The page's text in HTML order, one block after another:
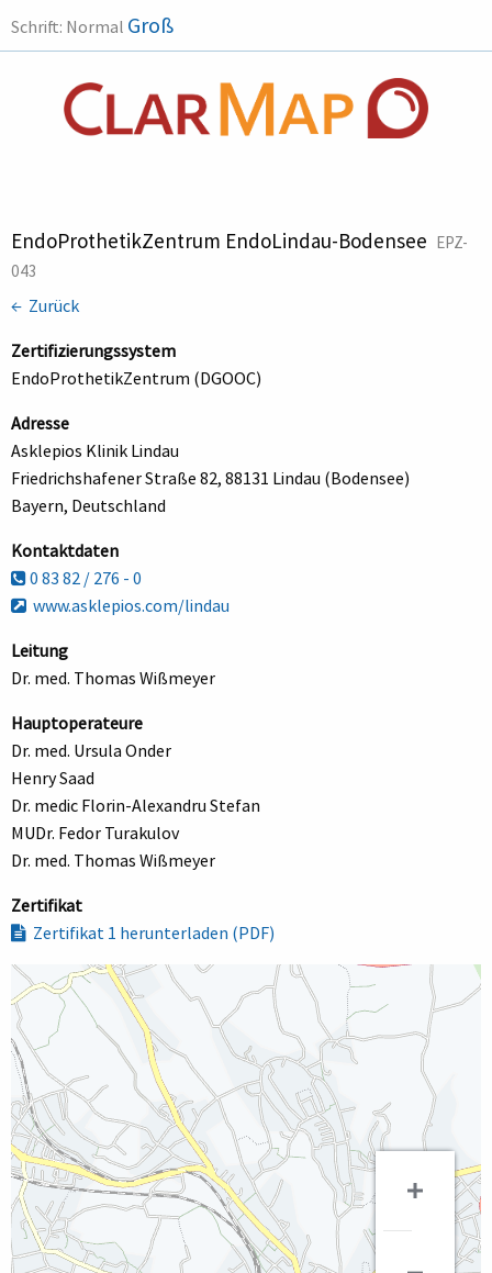
Schrift: Normal Groß
EndoProthetikZentrum EndoLindau-Bodensee EPZ-
043
← Zurück
Zertifizierungssystem
EndoProthetikZentrum (DGOOC)
Adresse
Asklepios Klinik Lindau
Friedrichshafener Straße 82, 88131 Lindau (Bodensee)
Bayern, Deutschland
Kontaktdaten
0 83 82 / 276 - 0
www.asklepios.com/lindau
Leitung
Dr. med. Thomas Wißmeyer
Hauptoperateure
Dr. med. Ursula Onder
Henry Saad
Dr. medic Florin-Alexandru Stefan
MUDr. Fedor Turakulov
Dr. med. Thomas Wißmeyer
Zertifikat
Zertifikat 1 herunterladen (PDF)